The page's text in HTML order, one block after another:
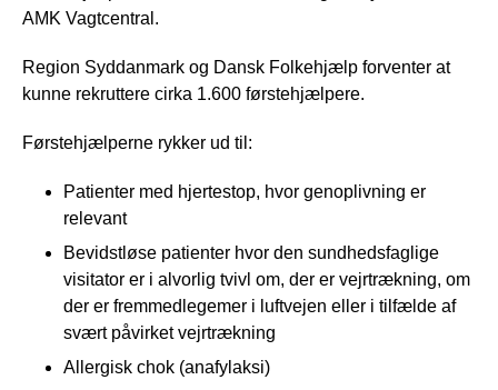
AMK Vagtcentral.
Region Syddanmark og Dansk Folkehjælp forventer at
kunne rekruttere cirka 1.600 førstehjælpere.
Førstehjælperne rykker ud til:
Patienter med hjertestop, hvor genoplivning er
relevant
Bevidstløse patienter hvor den sundhedsfaglige
visitator er i alvorlig tvivl om, der er vejrtrækning, om
der er fremmedlegemer i luftvejen eller i tilfælde af
svært påvirket vejrtrækning
Allergisk chok (anafylaksi)